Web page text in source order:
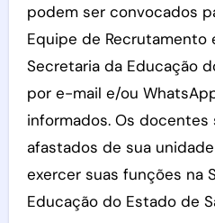
podem ser convocados
Equipe de Recrutamento
Secretaria da Educação
por e-mail e/ou
informados. Os docentes
afastados de sua
exercer suas funções na
Educação do Estado de